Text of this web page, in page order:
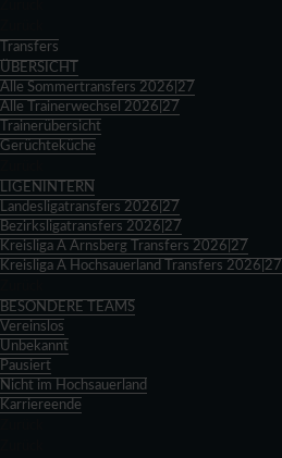
Transfers
ÜBERSICHT
Alle Sommertransfers 2026|27
Alle Trainerwechsel 2026|27
Trainerübersicht
Gerüchteküche
LIGENINTERN
Landesligatransfers 2026|27
Bezirksligatransfers 2026|27
Kreisliga A Arnsberg Transfers 2026|27
Kreisliga A Hochsauerland Transfers 2026|27
BESONDERE TEAMS
Vereinslos
Unbekannt
Pausiert
Nicht im Hochsauerland
Karriereende